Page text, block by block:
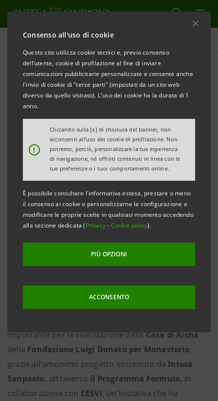
Consenso all'uso di cookie
Questo sito utilizza cookie tecnici e, previo consenso
dell’utente, cookie di profilazione al fine di inviare
comunicazioni pubblicitarie personalizzate e consente anche
l'invio di cookie di "terze parti" (impostati da un sito web
diverso da quello visitato). L'uso dei cookie ha la durata di 1
anno.
!
Cliccando sulla [x] di chiusura del banner, non
acconsenti all’uso dei cookie di profilazione. Non
potremo, perciò, personalizzare la tua esperienza
di navigazione, né offrirti contenuti in linea con le
tue preferenze o i tuoi comportamenti online.
È possibile consultare l'informativa estesa, prestare o meno
il consenso ai cookie o personalizzarne la configurazione e
modificare le proprie scelte in qualsiasi momento accedendo
alla sezione dedicata (Privacy- Cookie policy).
PIÙ OPZIONI
ACCONSENTO
Comunicati stampa
STAMPA AGGIORNA
IMPORTANTE CONTRIBUTO DI INTESA SANPAOLO
ALLA REALIZZAZIONE DELLA CASA DI AISHA
DELLA FONDAZIONE LUIGI DONATO PER
MONASTERIO
Il progetto ha contribuito a realizzare i lavori
per una nuova foresteria nel comprensorio
dell’Ospedale del Cuore di Massa per accogliere
gratuitamente i familiari dei piccoli pazienti
cardiopatici e delle gestanti ricoverate in attesa di
partorire.
sostegno di Intesa Sanpaolo, in collaborazione con
CESVI, attraverso un programma di raccolta fondi
che ha coinvolto cittadini, imprese e lo stesso
importante per la realizzazione dellaCasa di Aisha
della Fondazione Luigi Donato per Monasterio,
grazie all’omonimo progetto sostenuto da Intesa
Sanpaolo, attraverso il Programma Formula, in
collaborazione con CESVI. Un’iniziativa che ha